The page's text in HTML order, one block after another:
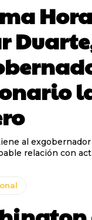
al
relación con